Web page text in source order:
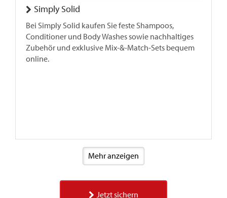
Simply Solid
Bei Simply Solid kaufen Sie feste Shampoos,
Conditioner und Body Washes sowie nachhaltiges
Zubehör und exklusive Mix-&-Match-Sets bequem
online.
Mehr anzeigen
Jetzt sichern